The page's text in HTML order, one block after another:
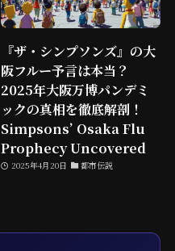
『ザ・シンプソンズ』の大
阪フルー予言は本当？
2025年大阪万博パンデミ
ックの真相を徹底解剖！
Simpsons’ Osaka Flu
Prophecy Uncovered
2025年4月20日 都市伝説